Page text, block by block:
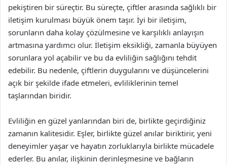
pekiştiren bir süreçtir. Bu süreçte, çiftler arasında sağlıklı bir
iletişim kurulması büyük önem taşır. İyi bir iletişim,
sorunların daha kolay çözülmesine ve karşılıklı anlayışın
artmasına yardımcı olur. İletişim eksikliği, zamanla büyüyen
sorunlara yol açabilir ve bu da evliliğin sağlığını tehdit
edebilir. Bu nedenle, çiftlerin duygularını ve düşüncelerini
açık bir şekilde ifade etmeleri, evliliklerinin temel
taşlarından biridir.
Evliliğin en güzel yanlarından biri de, birlikte geçirdiğiniz
zamanın kalitesidir. Eşler, birlikte güzel anılar biriktirir, yeni
deneyimler yaşar ve hayatın zorluklarıyla birlikte mücadele
ederler. Bu anılar, ilişkinin derinleşmesine ve bağların